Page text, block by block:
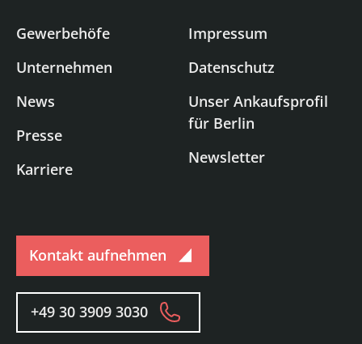
Gewerbehöfe
Unternehmen
News
Presse
Karriere
Impressum
Datenschutz
Unser Ankaufsprofil
für Berlin
Newsletter
Kontakt aufnehmen
+49 30 3909 3030